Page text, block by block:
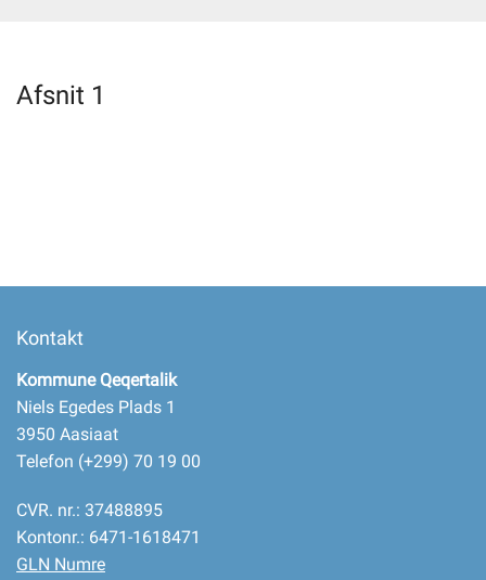
Selvbetjening
Afsnit 1
Kontakt
Kommune Qeqertalik
Niels Egedes Plads 1
3950 Aasiaat
Telefon (+299) 70 19 00
CVR. nr.: 37488895
Kontonr.: 6471-1618471
GLN Numre